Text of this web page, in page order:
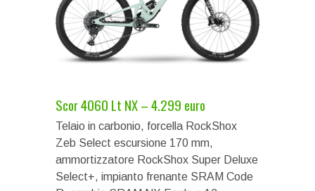
Scor 4060 Lt NX – 4.299 euro
Telaio in carbonio, forcella RockShox
Zeb Select escursione 170 mm,
ammortizzatore RockShox Super Deluxe
Select+, impianto frenante SRAM Code